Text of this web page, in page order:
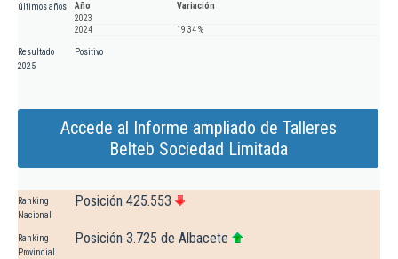
últimos años
Año
Variación
2023
2024
19,34 %
Resultado
2025
Positivo
Accede al Informe ampliado de Talleres
Belteb Sociedad Limitada
Ranking
Nacional
Posición 425.553
Ranking
Provincial
Posición 3.725 de Albacete